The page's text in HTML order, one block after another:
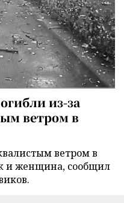
из-за
ветром в
ветром в
и женщина, сообщил